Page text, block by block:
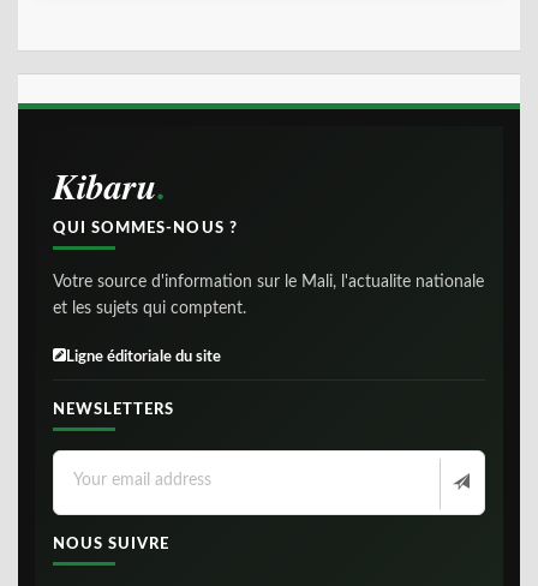
Kibaru
QUI SOMMES-NOUS ?
Votre source d'information sur le Mali, l'actualite nationale
et les sujets qui comptent.
Ligne éditoriale du site
NEWSLETTERS
NOUS SUIVRE